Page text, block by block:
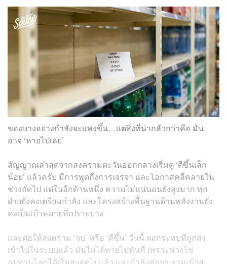
ของบางอย่างกำลังจะแพงขึ้น…แต่สิ่งที่น่ากลัวกว่าคือ มัน
อาจ ‘หายไปเลย’
สัญญาณล่าสุดจากสงครามตะวันออกกลางเริ่มดู ‘ดีขึ้นเล็ก
น้อย’ แล้วครับ มีการพูดถึงการเจรจา และโอกาสคลี่คลายใน
ช่วงถัดไป แต่ในอีกด้านหนึ่ง ความไม่แน่นอนยังสูงมาก ทุก
ฝ่ายยังคงเตรียมกำลัง และโครงสร้างพื้นฐานด้านพลังงานยัง
คงเป็นเป้าหมายที่เปราะบาง
และต่อให้สงคราม ‘จบ’ หรือ ‘ดีขึ้น’ วันนี้ ผลกระทบที่ถูกส่ง
เข้าไปในระบบแล้ว มันไม่ได้หายไปทันที เพราะห่วงโซ่